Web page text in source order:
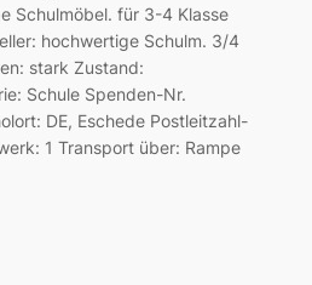
Schulmöbel. für 3-4 Klasse
hochwertige Schulm. 3/4
stark Zustand:
Schule Spenden-Nr.
DE, Eschede Postleitzahl-
1 Transport über: Rampe